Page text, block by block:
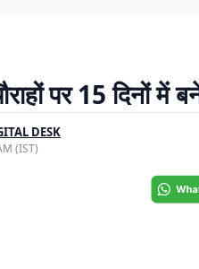
पर 15 दिनों में
DESK
(IST)